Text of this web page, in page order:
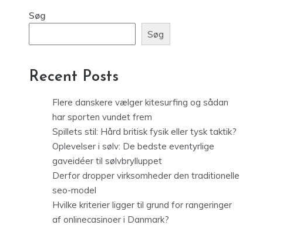
Søg
Søg
Recent Posts
Flere danskere vælger kitesurfing og sådan
har sporten vundet frem
Spillets stil: Hård britisk fysik eller tysk taktik?
Oplevelser i sølv: De bedste eventyrlige
gaveidéer til sølvbrylluppet
Derfor dropper virksomheder den traditionelle
seo-model
Hvilke kriterier ligger til grund for rangeringer
af onlinecasinoer i Danmark?